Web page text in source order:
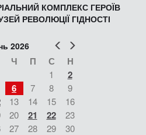
КОМПЛЕКС ГЕРОЇВ
РЕВОЛЮЦІЇ ГІДНОСТІ
Попер
2026
Ч П С Н
1 2
6 7 8
9
13 14 15
16
20 21 22
23
27 28 29
30